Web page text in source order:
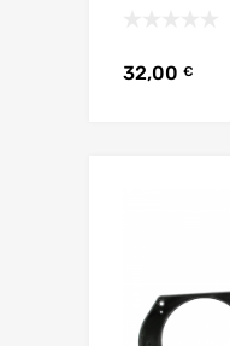
32,00 €